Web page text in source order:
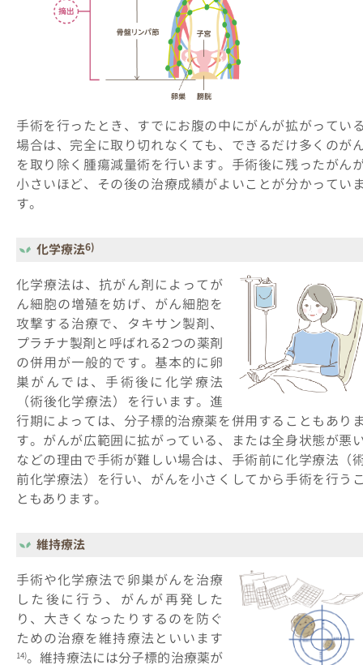
手術を行ったとき、すでにお腹の中にがんが拡がってい
場合は、完全に取り切れなくても、できるだけ多くのが
を取り除く腫瘍減量術を行います。手術後に残ったがん
小さいほど、その後の治療成績がよいことが分かってい
す。
化学療法6)
化学療法は、抗がん剤によってが
ん細胞の増殖を妨げ、がん細胞を
攻撃する治療で、タキサン製剤、
プラチナ製剤と呼ばれる2つの薬剤
の併用が一般的です。基本的に卵
巣がんでは、手術後に化学療法
（術後化学療法）を行います。進
行期によっては、分子標的治療薬を併用することもあり
す。がんが広範囲に拡がっている、または全身状態が悪
などの理由で手術が難しい場合は、手術前に化学療法（
前化学療法）を行い、がんを小さくしてから手術を行う
ともあります。
維持療法
手術や化学療法で卵巣がんを治療
した後に行う、がんが再発した
り、大きくなったりするのを防ぐ
ための治療を維持療法といいます
14)。維持療法には分子標的治療薬が